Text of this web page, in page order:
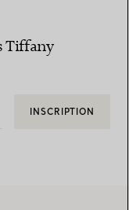
Tiffany
INSCRIPTION